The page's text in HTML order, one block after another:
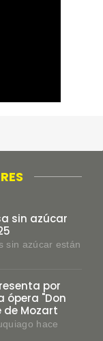
sin azúcar
sin azúcar están
por
ópera "Don
de Mozart
hace